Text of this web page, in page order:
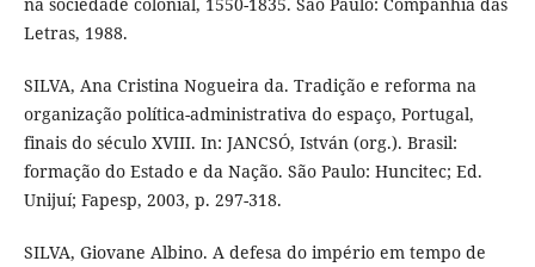
Letras, 1988.
SILVA, Ana Cristina Nogueira da. Tradição e reforma na
organização política-administrativa do espaço, Portugal,
finais do século XVIII. In: JANCSÓ, István (org.). Brasil:
formação do Estado e da Nação. São Paulo: Huncitec; Ed.
Unijuí; Fapesp, 2003, p. 297-318.
SILVA, Giovane Albino. A defesa do império em tempo de